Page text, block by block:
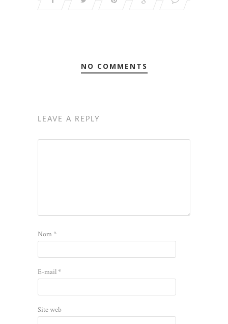
NO COMMENTS
LEAVE A REPLY
Nom*
E-mail*
Site web